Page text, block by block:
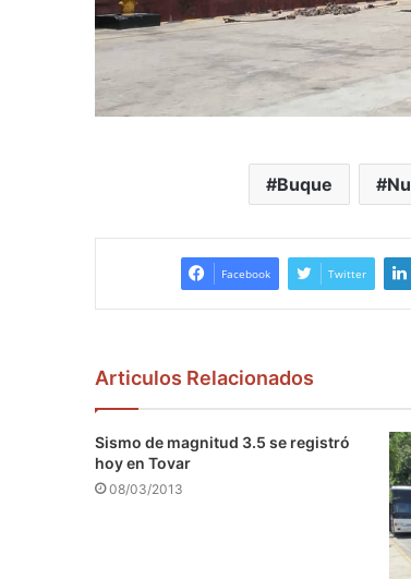
Buque
Facebook Twitter
Articulos Relacionados
Sismo de magnitud 3.5 se registró
hoy en Tovar
08/03/2013